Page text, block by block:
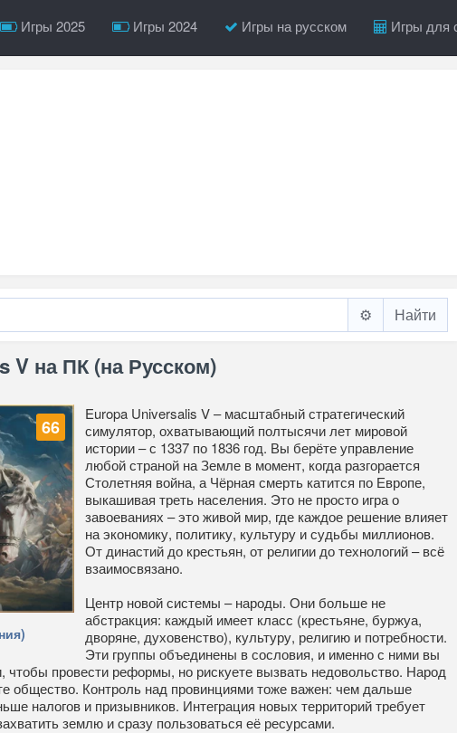
Игры 2025 Игры 2024 Игры на русском Игры для
⚙️
V на ПК (на Русском)
66
Europa Universalis V – масштабный стратегический
симулятор, охватывающий полтысячи лет мировой
истории – с 1337 по 1836 год. Вы берёте управление
любой страной на Земле в момент, когда разгорается
Столетняя война, а Чёрная смерть катится по Европе,
выкашивая треть населения. Это не просто игра о
завоеваниях – это живой мир, где каждое решение влияет
на экономику, политику, культуру и судьбы миллионов.
От династий до крестьян, от религии до технологий – всё
взаимосвязано.
Центр новой системы – народы. Они больше не
абстракция: каждый имеет класс (крестьяне, буржуа,
дворяне, духовенство), культуру, религию и потребности.
Эти группы объединены в сословия, и именно с ними вы
чтобы провести реформы, но рискуете вызвать недовольство. Народ
общество. Контроль над провинциями тоже важен: чем дальше
налогов и призывников. Интеграция новых территорий требует
землю и сразу пользоваться её ресурсами.